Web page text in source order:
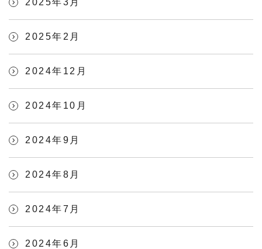
2025年2月
2024年12月
2024年10月
2024年9月
2024年8月
2024年7月
2024年6月